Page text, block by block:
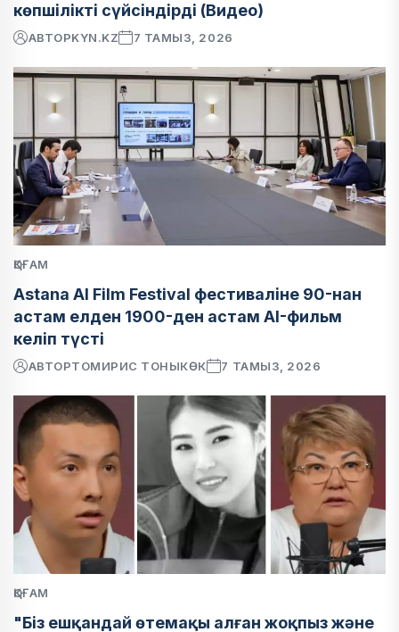
көпшілікті сүйсіндірді (Видео)
АВТОРKYN.KZ 7 ТАМЫЗ, 2026
ҚОҒАМ
Astana AI Film Festival фестиваліне 90-нан
астам елден 1900-ден астам AI-фильм
келіп түсті
АВТОРТОМИРИС ТОНЫКӨК 7 ТАМЫЗ, 2026
ҚОҒАМ
"Біз ешқандай өтемақы алған жоқпыз және